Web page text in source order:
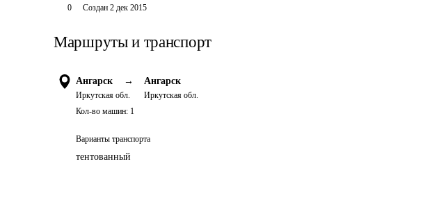
0 Создан 2 дек 2015
Маршруты и транспорт
Ангарск →
Иркутская обл.
Ангарск
Иркутская обл.
Кол-во машин: 1
Варианты транспорта
тентованный